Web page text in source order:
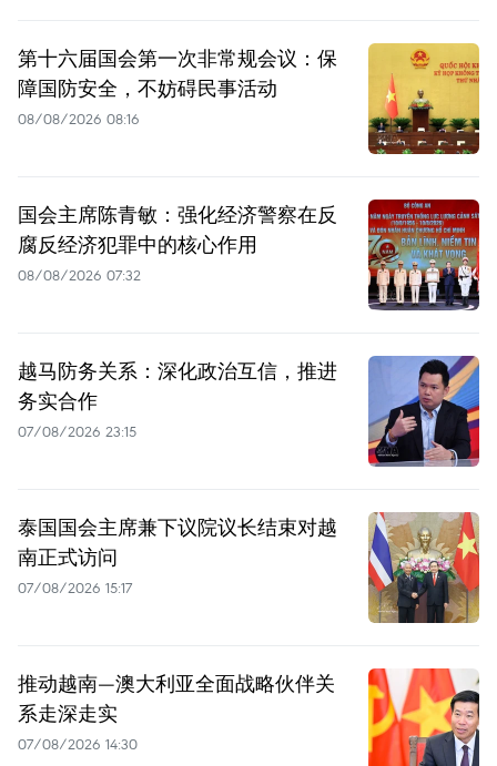
第十六届国会第一次非常规会议：保
障国防安全，不妨碍民事活动
08/08/2026 08:16
国会主席陈青敏：强化经济警察在反
腐反经济犯罪中的核心作用
08/08/2026 07:32
越马防务关系：深化政治互信，推进
务实合作
07/08/2026 23:15
泰国国会主席兼下议院议长结束对越
南正式访问
07/08/2026 15:17
推动越南—澳大利亚全面战略伙伴关
系走深走实
07/08/2026 14:30